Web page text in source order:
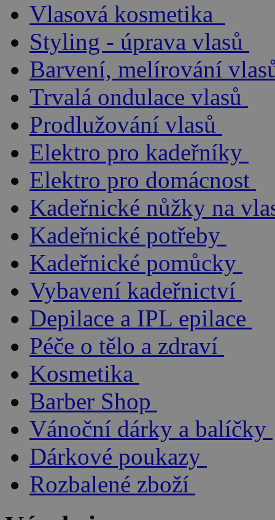
Vlasová kosmetika
Styling - úprava vlasů
Barvení, melírování
Trvalá ondulace vlasů
Prodlužování vlasů
Elektro pro kadeřníky
Elektro pro domácnost
Kadeřnické nůžky na
Kadeřnické potřeby
Kadeřnické pomůcky
Vybavení kadeřnictví
Depilace a IPL epilace
Péče o tělo a zdraví
Kosmetika
Barber Shop
Vánoční dárky a balíčky
Dárkové poukazy
Rozbalené zboží